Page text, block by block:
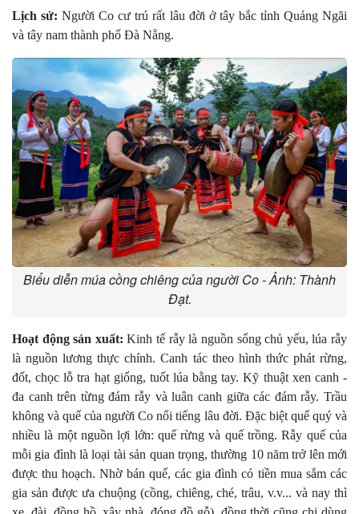
Lịch sử: Người Co cư trú rất lâu đời ở tây bắc tỉnh Quảng Ngãi
và tây nam thành phố Đà Nẵng.
Biểu diễn múa cồng chiêng của người Co - Ảnh: Thành
Đạt.
Hoạt động sản xuất: Kinh tế rẫy là nguồn sống chủ yếu, lúa rẫy
là nguồn lương thực chính. Canh tác theo hình thức phát rừng,
đốt, chọc lỗ tra hạt giống, tuốt lúa bằng tay. Kỹ thuật xen canh -
đa canh trên từng đám rẫy và luân canh giữa các đám rẫy. Trầu
không và quế của người Co nổi tiếng lâu đời. Ðặc biệt quế quý và
nhiều là một nguồn lợi lớn: quế rừng và quế trồng. Rẫy quế của
mỗi gia đình là loại tài sản quan trọng, thường 10 năm trở lên mới
được thu hoạch. Nhờ bán quế, các gia đình có tiền mua sắm các
gia sản được ưa chuộng (cồng, chiêng, ché, trâu, v.v... và nay thì